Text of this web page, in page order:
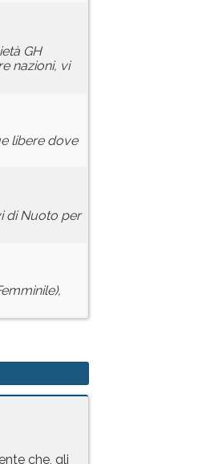
GH
nazioni, vi
libere dove
di Nuoto per
che, gli